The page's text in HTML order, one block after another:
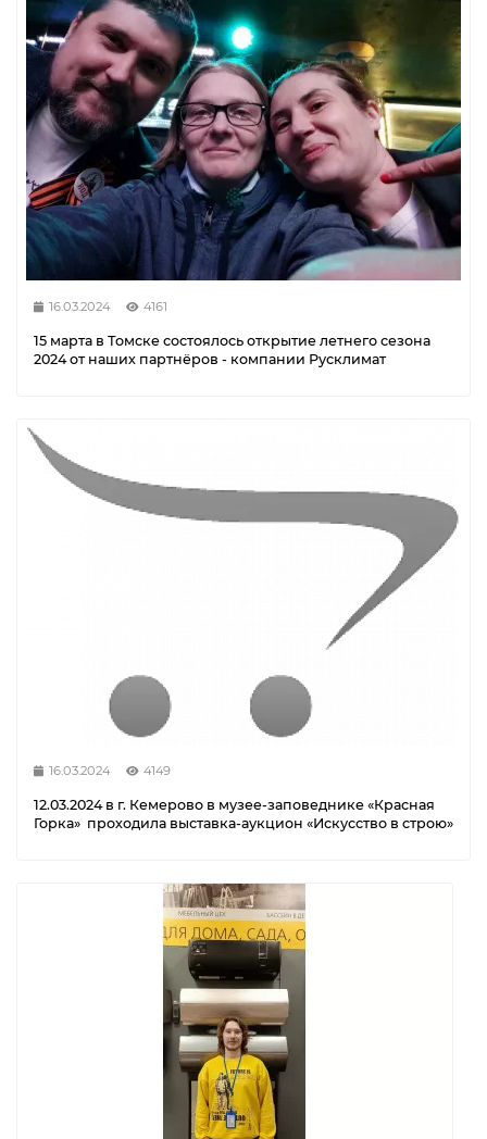
16.03.2024 4161
15 марта в Томске состоялось открытие летнего сезона
2024 от наших партнёров - компании Русклимат
16.03.2024 4149
12.03.2024 в г. Кемерово в музее-заповеднике «Красная
Горка» проходила выставка-аукцион «Искусство в строю»